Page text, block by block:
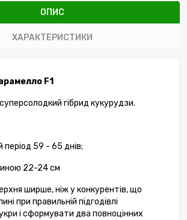
ОПИС
ХАРАКТЕРИСТИКИ
F1
гібрид кукурудзи.
період 59 - 65 днів;
22-24 см
ширше, ніж у конкурентів, що
при правильній підгодівлі
і сформувати два повноцінних